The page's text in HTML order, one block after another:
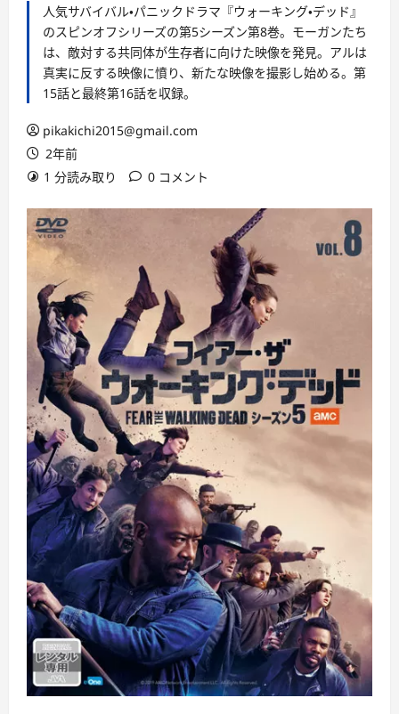
人気サバイバル・パニックドラマ『ウォーキング・デッド』
のスピンオフシリーズの第5シーズン第8巻。モーガンたち
は、敵対する共同体が生存者に向けた映像を発見。アルは
真実に反する映像に憤り、新たな映像を撮影し始める。第
15話と最終第16話を収録。
pikakichi2015@gmail.com
2年前
1 分読み取り
0 コメント